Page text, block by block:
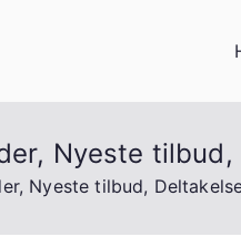
Nyeste
Nyeste tilbud,